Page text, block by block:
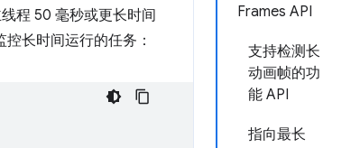
Frames API
支持检测长
动画帧的功
能 API
指向最长
程 50 毫秒或更长时间
控长时间运行的任务：